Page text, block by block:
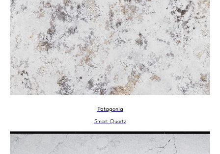
Patagonia
Smart Quartz